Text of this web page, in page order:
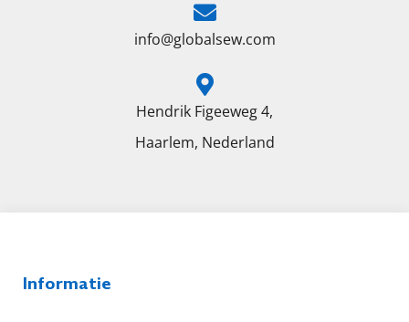
info@globalsew.com
Hendrik Figeeweg 4,
Haarlem, Nederland
Informatie